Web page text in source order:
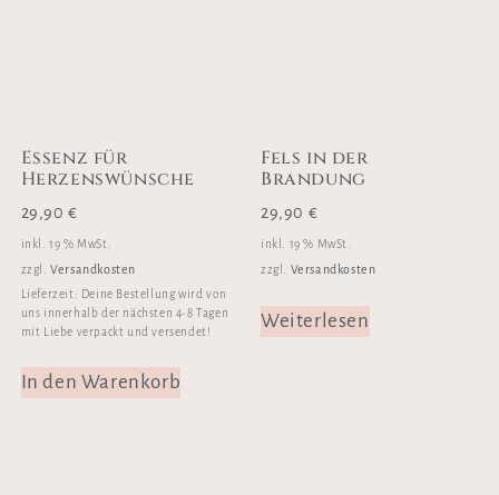
Essenz für
Herzenswünsche
29,90€
inkl. 19 % MwSt.
zzgl.Versandkosten
Lieferzeit: Deine Bestellung wird von
uns innerhalb der nächsten 4-8 Tagen
mit Liebe verpackt und versendet!
In den Warenkorb
Fels in der
Brandung
29,90 €
inkl. 19 % MwSt.
zzgl. Versandkosten
Weiterlesen